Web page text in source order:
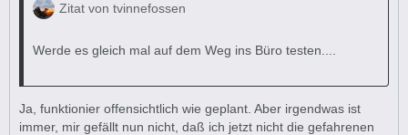
Zitat von tvinnefossen
Werde es gleich mal auf dem Weg ins Büro testen....
Ja, funktionier offensichtlich wie geplant. Aber irgendwas ist
immer, mir gefällt nun nicht, daß ich jetzt nicht die gefahrenen